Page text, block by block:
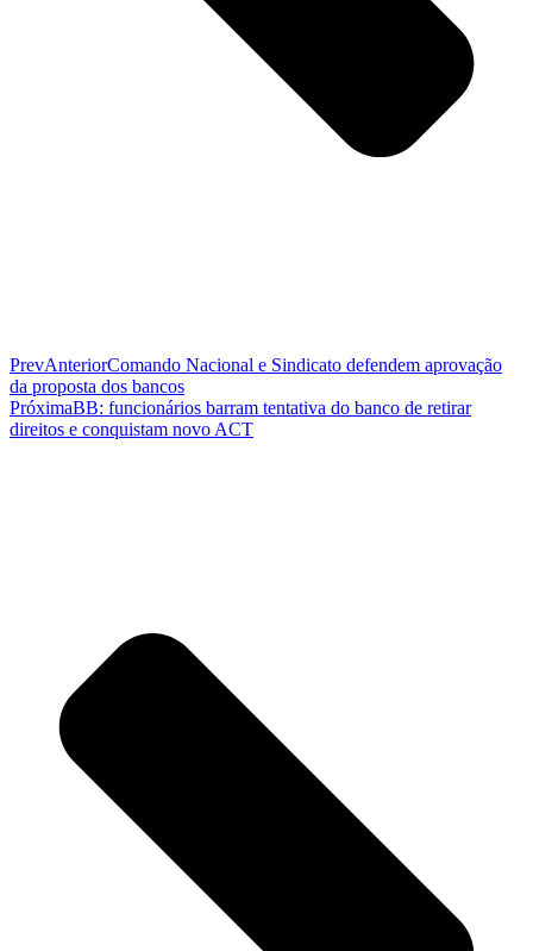
PrevAnteriorComando Nacional e Sindicato defendem aprovação
da proposta dos bancos
PróximaBB: funcionários barram tentativa do banco de retirar
direitos e conquistam novo ACT